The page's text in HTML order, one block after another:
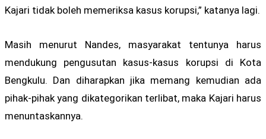
Kajari tidak boleh memeriksa kasus korupsi,” katanya lagi.
Masih menurut Nandes, masyarakat tentunya harus
mendukung pengusutan kasus-kasus korupsi di Kota
Bengkulu. Dan diharapkan jika memang kemudian ada
pihak-pihak yang dikategorikan terlibat, maka Kajari harus
menuntaskannya.